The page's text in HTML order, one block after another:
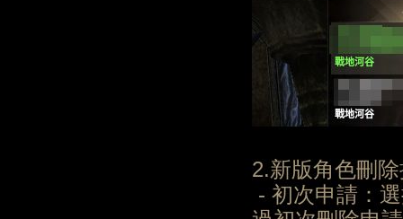
2.新版角色刪
- 初次申請：